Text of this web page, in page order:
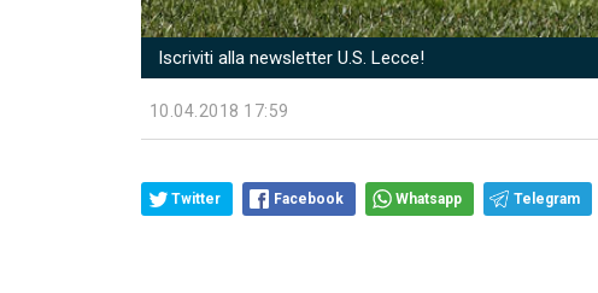
Iscriviti alla newsletter U.S. Lecce!
10.04.2018 17:59
Twitter Facebook Whatsapp Telegram